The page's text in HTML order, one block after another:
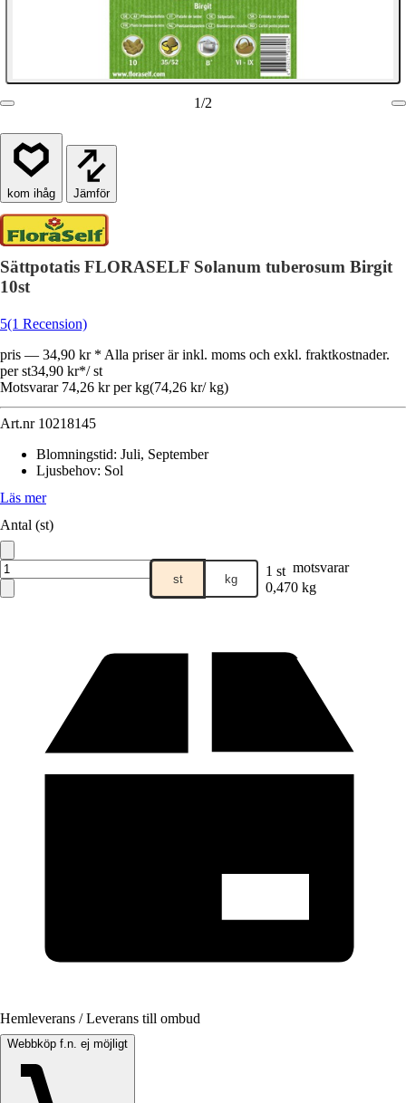
1/2
Jämför
Sättpotatis FLORASELF Solanum tuberosum Birgit
10st
5(1 Recension)
pris — 34,90 kr * Alla priser är inkl. moms och exkl. fraktkostnader.
per st34,90 kr*/ st
Motsvarar 74,26 kr per kg(74,26 kr/ kg)
Art.nr 10218145
Blomningstid: Juli, September
Ljusbehov: Sol
Läs mer
Antal (st)
st kg 1 st motsvarar
0,470 kg
Hemleverans / Leverans till ombud
Webbköp f.n. ej möjligt